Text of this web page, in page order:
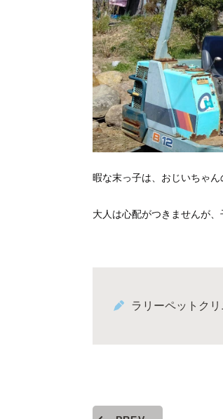
暇な末っ子は、おじいちゃん
大人は心配がつきませんが
ラリーペットクリ